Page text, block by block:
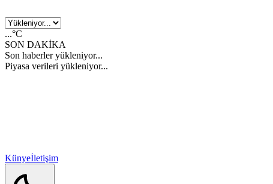
...°C
SON DAKİKA
Son haberler yükleniyor...
Piyasa verileri yükleniyor...
Künyeİletişim